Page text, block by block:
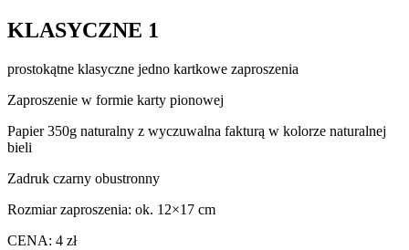
KLASYCZNE 1
prostokątne klasyczne jedno kartkowe zaproszenia
Zaproszenie w formie karty pionowej
Papier 350g naturalny z wyczuwalna fakturą w kolorze naturalnej
bieli
Zadruk czarny obustronny
Rozmiar zaproszenia: ok. 12×17 cm
CENA: 4 zł